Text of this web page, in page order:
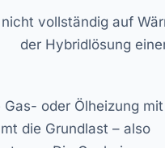
vollständig auf
der Hybridlösung
oder Ölheizung mit
die Grundlast – also